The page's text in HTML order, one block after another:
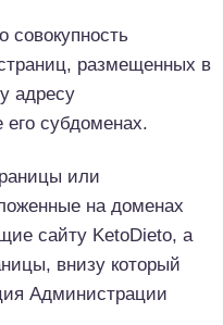
совокупность
размещенных в
адресу
его субдоменах.
или
на доменах
сайту KetoDieto, а
внизу который
Администрации